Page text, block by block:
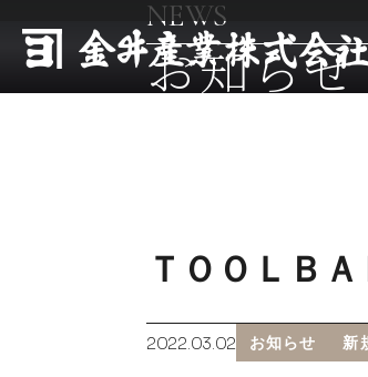
NEWS
お知らせ
ＴＯＯＬＢ
2022.03.02 お知らせ 新